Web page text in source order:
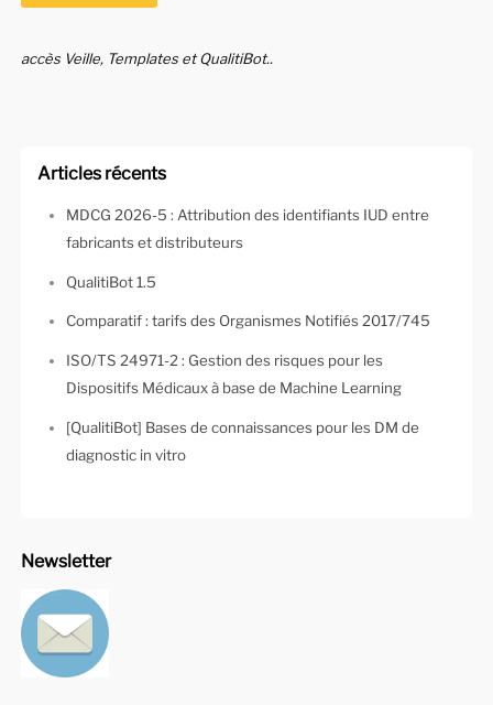
accès Veille, Templates et QualitiBot..
Articles récents
MDCG 2026-5 : Attribution des identifiants IUD entre
fabricants et distributeurs
QualitiBot 1.5
Comparatif : tarifs des Organismes Notifiés 2017/745
ISO/TS 24971-2 : Gestion des risques pour les
Dispositifs Médicaux à base de Machine Learning
[QualitiBot] Bases de connaissances pour les DM de
diagnostic in vitro
Newsletter